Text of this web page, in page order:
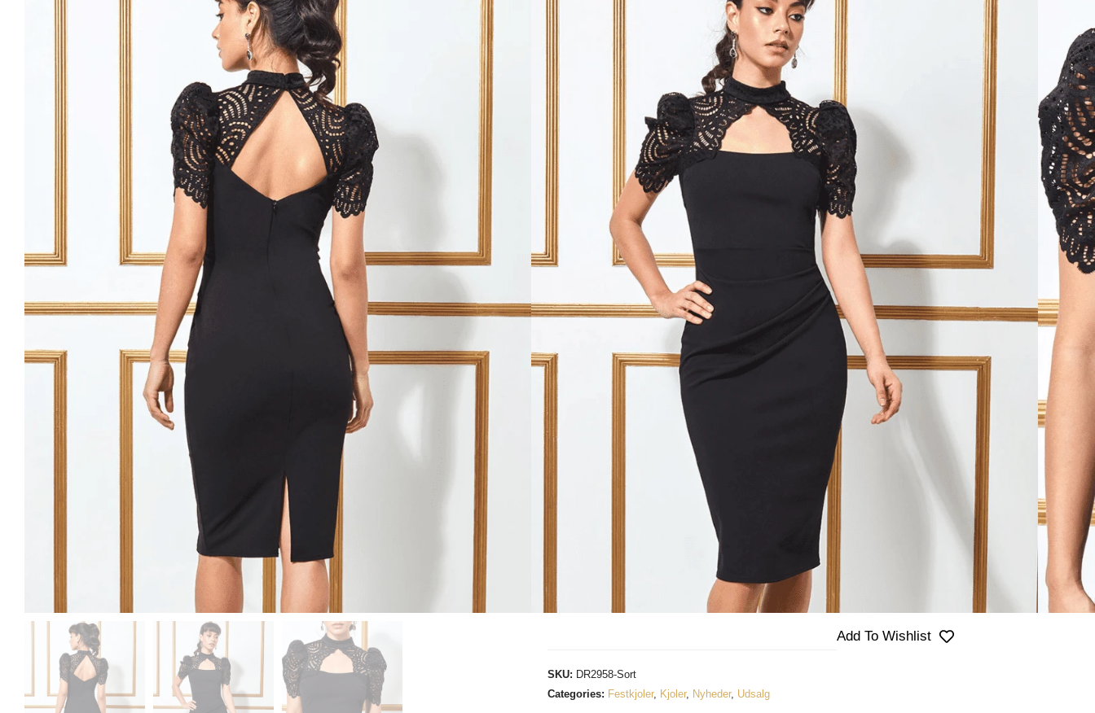
(0 Kundeanmeldelser)
Virkelig smuk midi kjole med flotte detaljer, i navy farve og korte ærmer.
Kjolen er med flotte blonder både foran og bagpå.
Pufærmerne fremhæver de flotte blonder på kjolen
Kjolen har en flot udskæring både foran og bagpå
Lukkes bag på med lynlås
Elegant og flot navy farve
Lækkert og behageligt materiale, med en smule stræk
Den klassiske sort farve giver et flot og elegant look, de smukke detaljer gøre at kjolen
er det perfekt valg til en tur i byen.
Leder du måske efter en midi kjole til et brullyp, så er det bestemt også en oplagt
Størrelsesguide:
Midi kjolen er ca. 112 cm lang
Kjolen er i UK størrelser svarende til:
8 = XS, 10 = S, 12 = M, 14 = L
Materiale:
95% polyster, 5% elastane
Denne vare er p.t. ikke på lager og er derfor ikke
tilgængelig.
Add To Wishlist
SKU: DR2958-Sort
Categories: Festkjoler, Kjoler, Nyheder, Udsalg